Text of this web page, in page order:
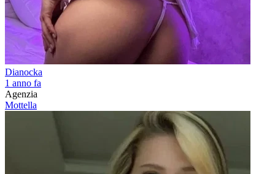
Dianocka
1 anno fa
Agenzia
Mottella